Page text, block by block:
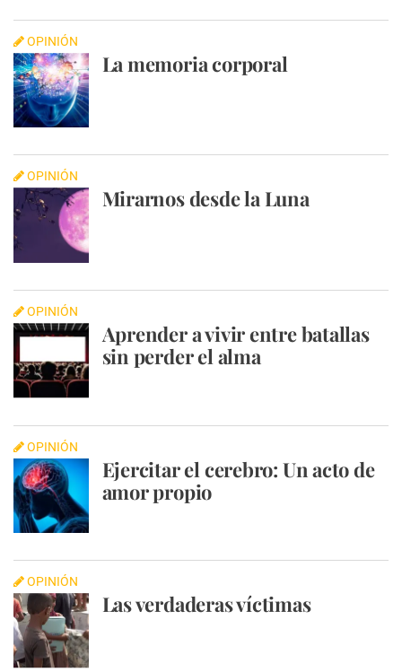
OPINIÓN
La memoria corporal
OPINIÓN
Mirarnos desde la Luna
OPINIÓN
Aprender a vivir entre batallas
sin perder el alma
OPINIÓN
Ejercitar el cerebro: Un acto de
amor propio
OPINIÓN
Las verdaderas víctimas